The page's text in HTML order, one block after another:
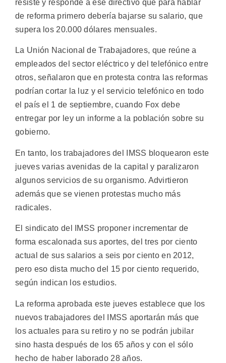
resiste y responde a ese directivo que para hablar
de reforma primero debería bajarse su salario, que
supera los 20.000 dólares mensuales.
La Unión Nacional de Trabajadores, que reúne a
empleados del sector eléctrico y del telefónico entre
otros, señalaron que en protesta contra las reformas
podrían cortar la luz y el servicio telefónico en todo
el país el 1 de septiembre, cuando Fox debe
entregar por ley un informe a la población sobre su
gobierno.
En tanto, los trabajadores del IMSS bloquearon este
jueves varias avenidas de la capital y paralizaron
algunos servicios de su organismo. Advirtieron
además que se vienen protestas mucho más
radicales.
El sindicato del IMSS proponer incrementar de
forma escalonada sus aportes, del tres por ciento
actual de sus salarios a seis por ciento en 2012,
pero eso dista mucho del 15 por ciento requerido,
según indican los estudios.
La reforma aprobada este jueves establece que los
nuevos trabajadores del IMSS aportarán más que
los actuales para su retiro y no se podrán jubilar
sino hasta después de los 65 años y con el sólo
hecho de haber laborado 28 años.